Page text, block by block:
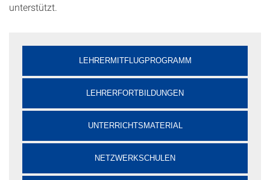
unterstützt.
LEHRERMITFLUGPROGRAMM
LEHRERFORTBILDUNGEN
UNTERRICHTSMATERIAL
NETZWERKSCHULEN